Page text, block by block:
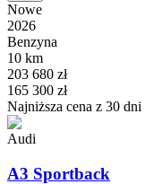
Nowe
2026
Benzyna
10 km
203 680 zł
165 300 zł
Najniższa cena z 30 dni
Audi
A3 Sportback